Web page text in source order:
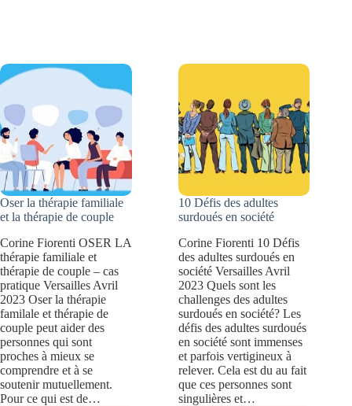
et
burn
out
?
11
conseils
pour
éviter
l’épuisement
vos
professionnels
?
Oser la thérapie familiale
et la thérapie de couple
Corine Fiorenti OSER LA
thérapie familiale et
thérapie de couple – cas
pratique Versailles Avril
2023 Oser la thérapie
familale et thérapie de
couple peut aider des
personnes qui sont
proches à mieux se
comprendre et à se
soutenir mutuellement.
Pour ce qui est de…
10 Défis des adultes
surdoués en société
Corine Fiorenti 10 Défis
des adultes surdoués en
société Versailles Avril
2023 Quels sont les
challenges des adultes
surdoués en société? Les
défis des adultes surdoués
en société sont immenses
et parfois vertigineux à
relever. Cela est du au fait
que ces personnes sont
singulières et…